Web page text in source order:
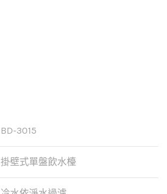
BD-3015
掛壁式單盤飲水檯